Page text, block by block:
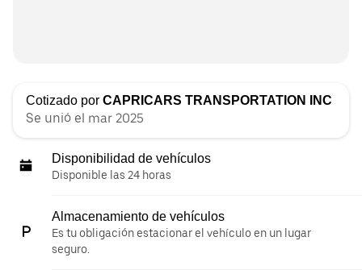
Cotizado por CAPRICARS TRANSPORTATION INC
Se unió el mar 2025
Disponibilidad de vehículos
Disponible las 24 horas
Almacenamiento de vehículos
Es tu obligación estacionar el vehículo en un lugar
seguro.